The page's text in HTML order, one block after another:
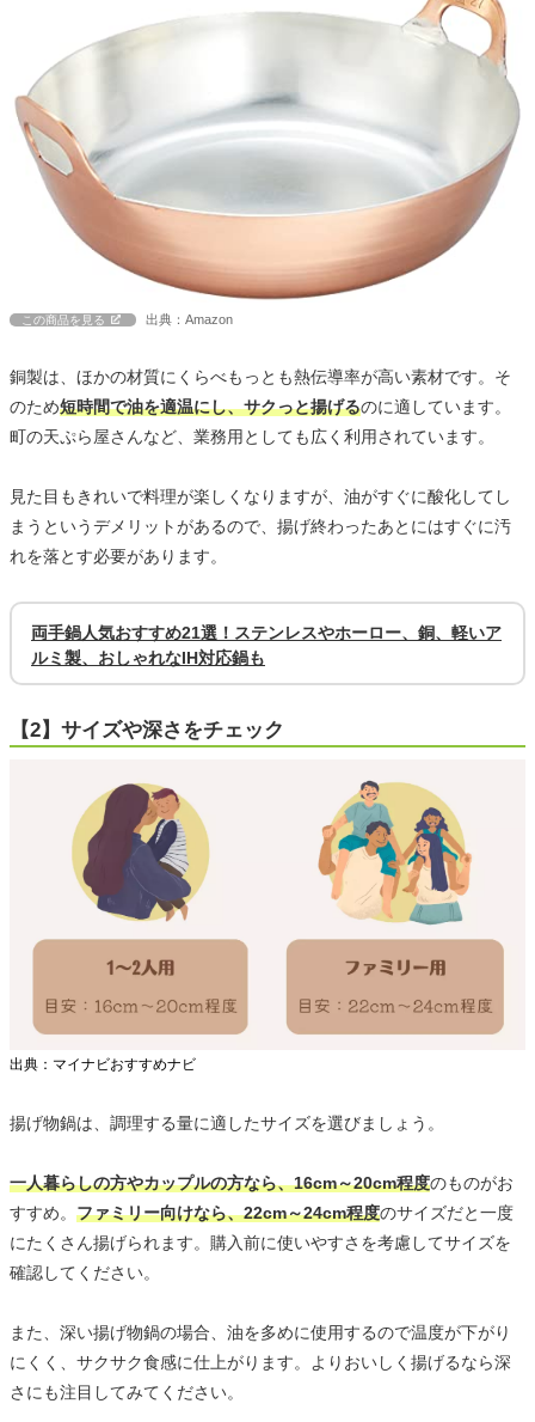
この商品を見る 出典：Amazon
銅製は、ほかの材質にくらべもっとも熱伝導率が高い素材です。そ
のため短時間で油を適温にし、サクっと揚げるのに適しています。
町の天ぷら屋さんなど、業務用としても広く利用されています。
見た目もきれいで料理が楽しくなりますが、油がすぐに酸化してし
まうというデメリットがあるので、揚げ終わったあとにはすぐに汚
れを落とす必要があります。
両手鍋人気おすすめ21選！ステンレスやホーロー、銅、軽いア
ルミ製、おしゃれなIH対応鍋も
【2】サイズや深さをチェック
出典：マイナビおすすめナビ
揚げ物鍋は、調理する量に適したサイズを選びましょう。
一人暮らしの方やカップルの方なら、16cm～20cm程度のものがお
すすめ。 ファミリー向けなら、22cm～24cm程度のサイズだと一度
にたくさん揚げられます。購入前に使いやすさを考慮してサイズを
確認してください。
また、深い揚げ物鍋の場合、油を多めに使用するので温度が下がり
にくく、サクサク食感に仕上がります。よりおいしく揚げるなら深
さにも注目してみてください。